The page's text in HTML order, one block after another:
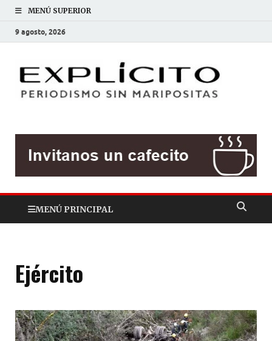
MENÚ SUPERIOR
9 agosto, 2026
MENÚ PRINCIPAL
Ejército